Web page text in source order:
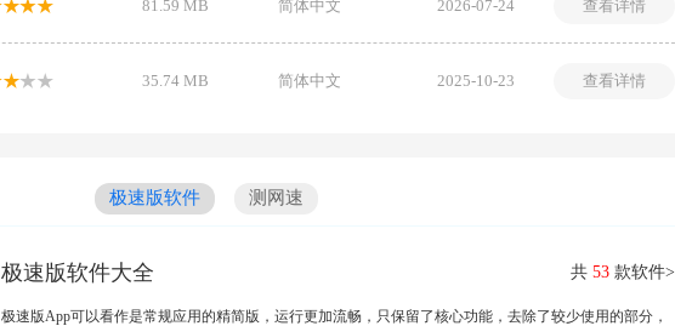
81.59 MB 简体中文 2026-07-24 查看详情
35.74 MB 简体中文 2025-10-23 查看详情
极速版软件 测网速
极速版软件大全 共 53 款软件>
极速版App可以看作是常规应用的精简版，运行更加流畅，只保留了核心功能，去除了较少使用的部分，